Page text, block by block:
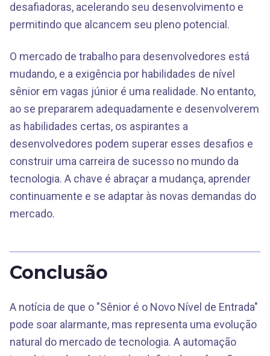
desafiadoras, acelerando seu desenvolvimento e
permitindo que alcancem seu pleno potencial.
O mercado de trabalho para desenvolvedores está
mudando, e a exigência por habilidades de nível
sênior em vagas júnior é uma realidade. No entanto,
ao se prepararem adequadamente e desenvolverem
as habilidades certas, os aspirantes a
desenvolvedores podem superar esses desafios e
construir uma carreira de sucesso no mundo da
tecnologia. A chave é abraçar a mudança, aprender
continuamente e se adaptar às novas demandas do
mercado.
Conclusão
A notícia de que o "Sênior é o Novo Nível de Entrada"
pode soar alarmante, mas representa uma evolução
natural do mercado de tecnologia. A automação